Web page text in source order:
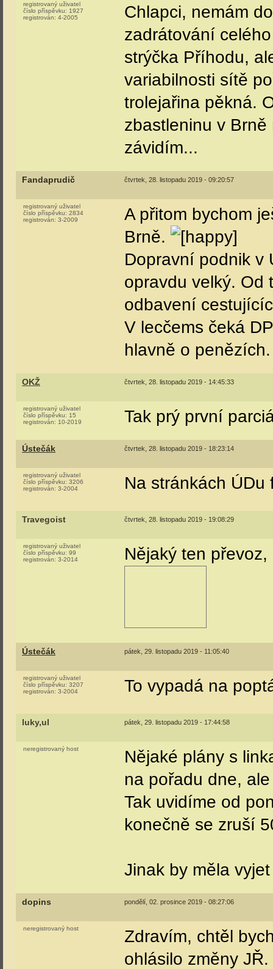
registrovaný uživatel
číslo příspěvku: 1927
registrován: 4-2005
Chlapci, nemám
zadrátování
strýčka Příhodu,
variabilnosti sítě
trolejařina pěkná.
zbastleninu v
závidím...
Fandaprudič čtvrtek, 28. listopadu 2019 - 09:20:57
registrovaný uživatel
číslo příspěvku: 2834
registrován: 3-2009
A přitom bychom
Brně.
Dopravní podnik v
opravdu velký. Od
odbavení
V lecčems čeká
hlavně o
OKŽ čtvrtek, 28. listopadu 2019 - 14:45:33
registrovaný uživatel
číslo příspěvku: 15
registrován: 10-2019 Tak prý první
Ústečák čtvrtek, 28. listopadu 2019 - 18:23:14
registrovaný uživatel
číslo příspěvku: 3206
registrován: 3-2004 Na stránkách
Travegoist čtvrtek, 28. listopadu 2019 - 19:08:29
registrovaný uživatel
číslo příspěvku: 99
registrován: 3-2014 Nějaký ten
Ústečák pátek, 29. listopadu 2019 - 11:05:40
registrovaný uživatel
číslo příspěvku: 3207
registrován: 3-2004 To vypadá na
luky,ul pátek, 29. listopadu 2019 - 17:44:58
neregistrovaný host
Nějaké plány s
na pořadu dne,
Tak uvidíme od
konečně se zruší
Jinak by měla
dopins pondělí, 02. prosince 2019 - 08:27:06
neregistrovaný host
Zdravím, chtěl
ohlásilo změny